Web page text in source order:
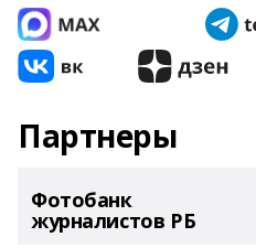
Партнеры
Фотобанк
журналистов РБ